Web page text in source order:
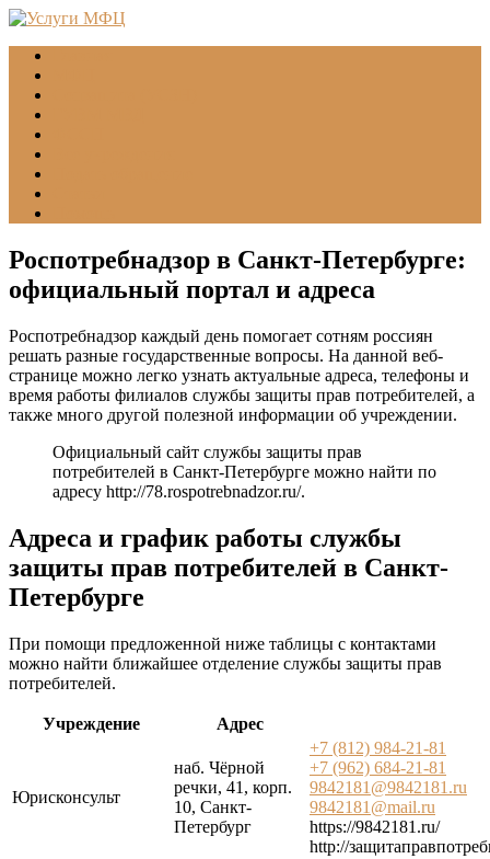
Роспотребнадзор в Санкт-Петербурге:
официальный портал и адреса
Роспотребнадзор каждый день помогает сотням россиян
решать разные государственные вопросы. На данной веб-
странице можно легко узнать актуальные адреса, телефоны и
время работы филиалов службы защиты прав потребителей, а
также много другой полезной информации об учреждении.
Официальный сайт службы защиты прав
потребителей в Санкт-Петербурге можно найти по
адресу http://78.rospotrebnadzor.ru/.
Адреса и график работы службы
защиты прав потребителей в Санкт-
Петербурге
При помощи предложенной ниже таблицы с контактами
можно найти ближайшее отделение службы защиты прав
потребителей.
Учреждение Адрес
Юрисконсульт
наб. Чёрной
речки, 41, корп.
10, Санкт-
Петербург
+7 (812) 984-21-81
+7 (962) 684-21-81
9842181@9842181.ru
9842181@mail.ru
https://9842181.ru/
http://